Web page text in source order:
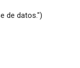
de datos.")